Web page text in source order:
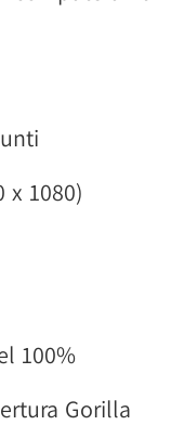
x 1080)
100%
Gorilla